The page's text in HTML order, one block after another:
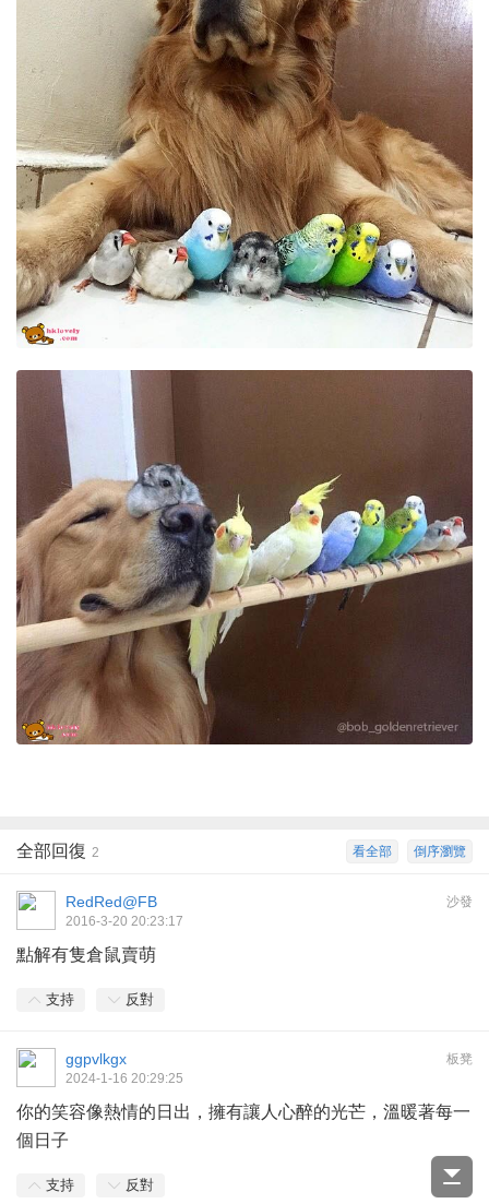
倒序瀏覽
看全部
全部回復 2
沙發
RedRed@FB
2016-3-20 20:23:17
點解有隻倉鼠賣萌
支持 反對
板凳
ggpvlkgx
2024-1-16 20:29:25
你的笑容像熱情的日出，擁有讓人心醉的光芒，溫暖著每一
個日子
支持 反對